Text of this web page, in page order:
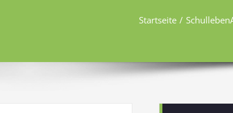
Startseite Schulleben